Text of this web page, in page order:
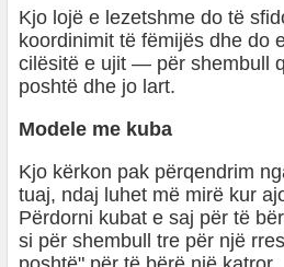
Kjo lojë e lezetshme do të
koordinimit të fëmijës dhe do
cilësitë e ujit — për shembull
poshtë dhe jo lart.
Modele me kuba
Kjo kërkon pak përqendrim
tuaj, ndaj luhet më mirë kur
Përdorni kubat e saj për të
si për shembull tre për një